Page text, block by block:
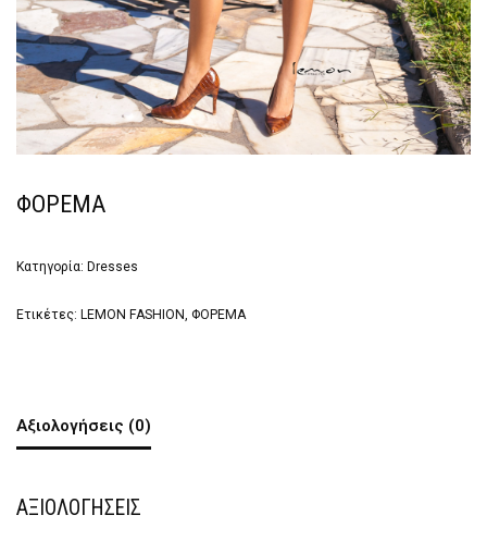
ΦΟΡΕΜΑ
Κατηγορία: Dresses
Ετικέτες: LEMON FASHION, ΦΟΡΕΜΑ
Αξιολογήσεις (0)
ΑΞΙΟΛΟΓΉΣΕΙΣ